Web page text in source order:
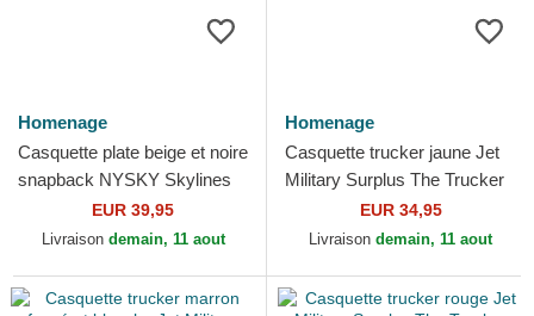
Homenage
Casquette plate beige et noire
snapback NYSKY Skylines
The Snap Homenage
EUR 39,95
Livraison demain, 11 aout
Homenage
Casquette trucker jaune Jet
Military Surplus The Trucker
HomenageEUR 34,95
Livraison demain, 11 aout